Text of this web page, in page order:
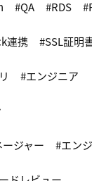
QA RDS
連携 SSL証明
エンジニア
ジャー エン